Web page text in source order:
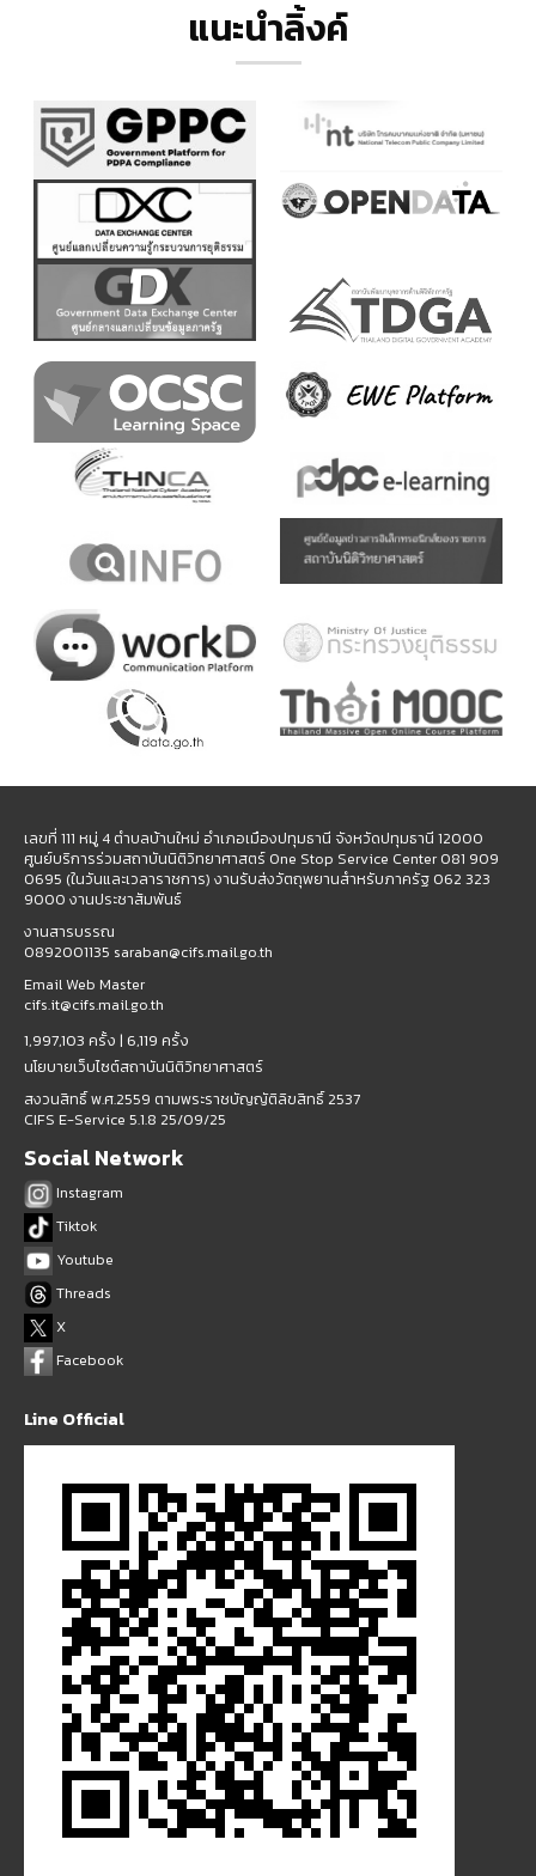
แนะนำลิ้งค์
เลขที่ 111 หมู่ 4 ตำบลบ้านใหม่ อำเภอเมืองปทุมธานี จังหวัดปทุมธานี 12000
ศูนย์บริการร่วมสถาบันนิติวิทยาศาสตร์ One Stop Service Center 081 909
0695 (ในวันและเวลาราชการ) งานรับส่งวัตถุพยานสำหรับภาครัฐ 062 323
9000 งานประชาสัมพันธ์
งานสารบรรณ
0892001135 saraban@cifs.mail.go.th
Email Web Master
cifs.it@cifs.mail.go.th
1,997,103 ครั้ง | 6,119 ครั้ง
นโยบายเว็บไซต์สถาบันนิติวิทยาศาสตร์
สงวนสิทธิ์ พ.ศ.2559 ตามพระราชบัญญัติลิขสิทธิ์ 2537
CIFS E-Service 5.1.8 25/09/25
Social Network
Instagram
Tiktok
Youtube
Threads
X
Facebook
Line Official